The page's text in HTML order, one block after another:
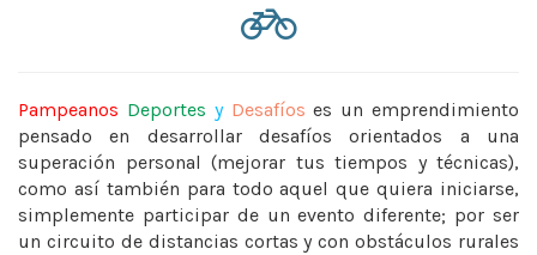
Pampeanos Deportes y Desafíos es un emprendimiento
pensado en desarrollar desafíos orientados a una
superación personal (mejorar tus tiempos y técnicas),
como así también para todo aquel que quiera iniciarse,
simplemente participar de un evento diferente; por ser
un circuito de distancias cortas y con obstáculos rurales